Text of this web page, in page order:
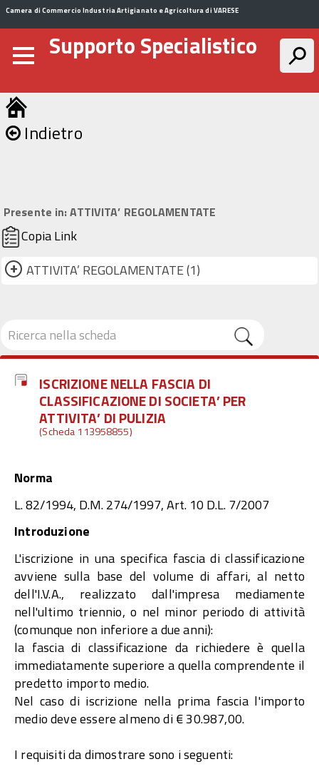
Camera di Commercio Industria Artigianato e Agricoltura di VARESE
Supporto Specialistico
Indietro
Presente in:ATTIVITA’ REGOLAMENTATE
Copia Link
+ ATTIVITA’ REGOLAMENTATE (1)
ISCRIZIONE NELLA FASCIA DI
CLASSIFICAZIONE DI SOCIETA’ PER
ATTIVITA’ DI PULIZIA
(Scheda 113958855)
Norma
L. 82/1994, D.M. 274/1997, Art. 10 D.L. 7/2007
Introduzione
L'iscrizione in una specifica fascia di classificazione
avviene sulla base del volume di affari, al netto
dell'I.V.A., realizzato dall'impresa mediamente
nell'ultimo triennio, o nel minor periodo di attività
(comunque non inferiore a due anni):
la fascia di classificazione da richiedere è quella
immediatamente superiore a quella comprendente il
predetto importo medio.
Nel caso di iscrizione nella prima fascia l'importo
medio deve essere almeno di € 30.987,00.
I requisiti da dimostrare sono i seguenti: